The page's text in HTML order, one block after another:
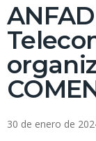
30 de enero de